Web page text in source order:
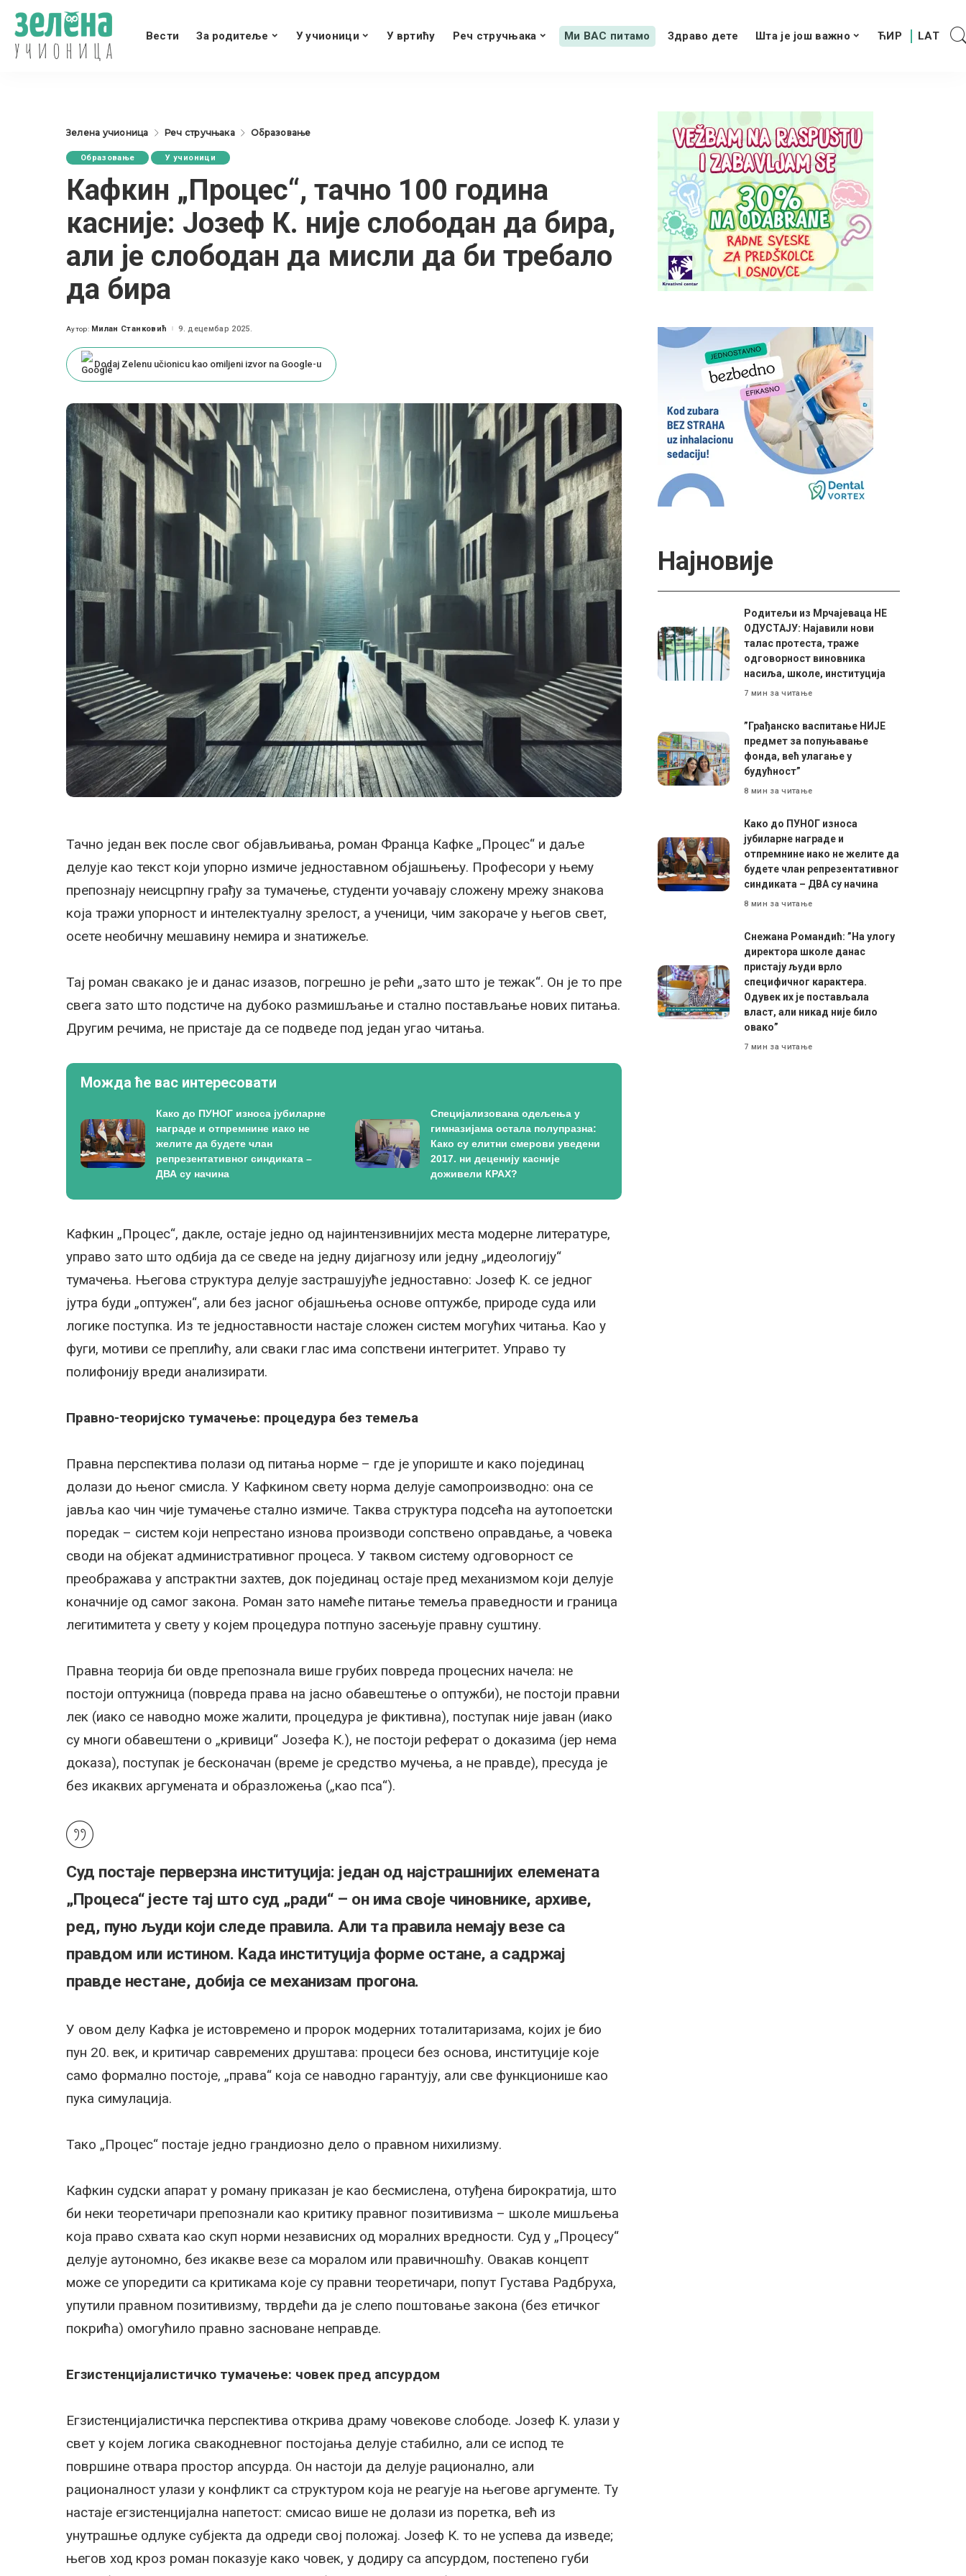
Вести За родитеље У учионици У вртићу Реч стручњака Ми ВАС питамо Здраво дете Шта је још важно
Зелена учионица Реч стручњака Образовање
Образовање У учионици
Кафкин „Процес“, тачно 100 година
касније: Јозеф К. није слободан да бира,
али је слободан да мисли да би требало
да бира
Posted
Аутор: Милан Станковић 9. децембар 2025.
Dodaj Zelenu učionicu kao omiljeni izvor na Google-u
Тачно један век после свог објављивања, роман Франца Кафке „Процес“ и даље
делује као текст који упорно измиче једноставном објашњењу. Професори у њему
препознају неисцрпну грађу за тумачење, студенти уочавају сложену мрежу знакова
која тражи упорност и интелектуалну зрелост, а ученици, чим закораче у његов свет,
осете необичну мешавину немира и знатижеље.
Тај роман свакако је и данас изазов, погрешно је рећи „зато што је тежак“. Он је то пре
свега зато што подстиче на дубоко размишљање и стално постављање нових питања.
Другим речима, не пристаје да се подведе под један угао читања.
Можда ће вас интересовати
Како до ПУНОГ износа јубиларне
награде и отпремнине иако не
желите да будете члан
репрезентативног синдиката –
ДВА су начина
Специјализована одељења у
гимназијама остала полупразна:
Како су елитни смерови уведени
2017. ни деценију касније
доживели КРАХ?
Кафкин „Процес“, дакле, остаје једно од најинтензивнијих места модерне литературе,
управо зато што одбија да се сведе на једну дијагнозу или једну „идеологију“
тумачења. Његова структура делује застрашујуће једноставно: Јозеф К. се једног
јутра буди „оптужен“, али без јасног објашњења основе оптужбе, природе суда или
логике поступка. Из те једноставности настаје сложен систем могућих читања. Као у
фуги, мотиви се преплићу, али сваки глас има сопствени интегритет. Управо ту
полифонију вреди анализирати.
Правно-теоријско тумачење: процедура без темеља
Правна перспектива полази од питања норме – где је упориште и како појединац
долази до њеног смисла. У Кафкином свету норма делује самопроизводно: она се
јавља као чин чије тумачење стално измиче. Таква структура подсећа на аутопоетски
поредак – систем који непрестано изнова производи сопствено оправдање, а човека
своди на објекат административног процеса. У таквом систему одговорност се
преображава у апстрактни захтев, док појединац остаје пред механизмом који делује
коначније од самог закона. Роман зато намеће питање темеља праведности и граница
легитимитета у свету у којем процедура потпуно засењује правну суштину.
Правна теорија би овде препознала више грубих повреда процесних начела: не
постоји оптужница (повреда права на јасно обавештење о оптужби), не постоји правни
лек (иако се наводно може жалити, процедура је фиктивна), поступак није јаван (иако
су многи обавештени о „кривици“ Јозефа К.), не постоји реферат о доказима (јер нема
доказа), поступак је бесконачан (време је средство мучења, а не правде), пресуда је
без икаквих аргумената и образложења („као пса“).
Суд постаје перверзна институција: један од најстрашнијих елемената
„Процеса“ јесте тај што суд „ради“ – он има своје чиновнике, архиве,
ред, пуно људи који следе правила. Али та правила немају везе са
правдом или истином. Када институција форме остане, а садржај
правде нестане, добија се механизам прогона.
У овом делу Кафка је истовремено и пророк модерних тоталитаризама, којих је био
пун 20. век, и критичар савремених друштава: процеси без основа, институције које
само формално постоје, „права“ која се наводно гарантују, али све функционише као
пука симулација.
Тако „Процес“ постаје једно грандиозно дело о правном нихилизму.
Кафкин судски апарат у роману приказан је као бесмислена, отуђена бирократија, што
би неки теоретичари препознали као критику правног позитивизма – школе мишљења
која право схвата као скуп норми независних од моралних вредности. Суд у „Процесу“
делује аутономно, без икакве везе са моралом или правичношћу. Овакав концепт
може се упоредити са критикама које су правни теоретичари, попут Густава Радбруха,
упутили правном позитивизму, тврдећи да је слепо поштовање закона (без етичког
покрића) омогућило правно засноване неправде.
Егзистенцијалистичко тумачење: човек пред апсурдом
Егзистенцијалистичка перспектива открива драму човекове слободе. Јозеф К. улази у
свет у којем логика свакодневног постојања делује стабилно, али се испод те
површине отвара простор апсурда. Он настоји да делује рационално, али
рационалност улази у конфликт са структуром која не реагује на његове аргументе. Ту
настаје егзистенцијална напетост: смисао више не долази из поретка, већ из
унутрашње одлуке субјекта да одреди свој положај. Јозеф К. то не успева да изведе;
његов ход кроз роман показује како човек, у додиру са апсурдом, постепено губи
Најновије
Родитељи из Мрчајеваца НЕ
ОДУСТАЈУ: Најавили нови
талас протеста, траже
одговорност виновника
насиља, школе, институција
7 мин за читање
”Грађанско васпитање НИЈЕ
предмет за попуњавање
фонда, већ улагање у
будућност”
8 мин за читање
Како до ПУНОГ износа
јубиларне награде и
отпремнине иако не желите да
будете члан репрезентативног
синдиката – ДВА су начина
8 мин за читање
Снежана Романдић: ”На улогу
директора школе данас
пристају људи врло
специфичног карактера.
Одувек их је постављала
власт, али никад није било
овако”
7 мин за читање